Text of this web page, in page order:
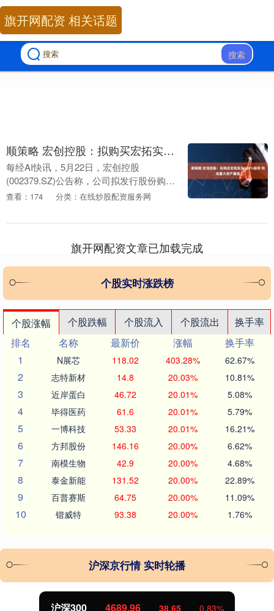
搜索
旗开网配资 相关话题
顺策略 宏创控股：拟购买宏拓实业100%股权 构成重大资产重组
每经AI快讯，5月22日，宏创控股
(002379.SZ)公告称，公司拟发行股份购买
山东魏桥铝电有限公司等持有的山东宏拓
635....
查看：174 分类：在线炒股配资服务网
旗开网配资文章已加载完成
个股实时涨跌榜
个股涨幅 个股跌幅 个股流入 个股流出
换手率
排名
名称 最新价 涨幅
换手率
1
N展芯 118.02 403.28% 62.67%
2 志特新材 14.8 20.03% 10.81%
3 近岸蛋白 46.72 20.01% 5.08%
4 毕得医药 61.6 20.01% 5.79%
5 一博科技 53.33 20.01% 16.21%
6 方邦股份 146.16 20.00% 6.62%
7 南模生物 42.9 20.00% 4.68%
8 泰金新能 131.52 20.00% 22.89%
9 百普赛斯 64.75 20.00% 11.09%
10 锴威特 93.38 20.00% 1.76%
沪深京行情 实时轮播
沪深300 4689.96 38.65 0.83%